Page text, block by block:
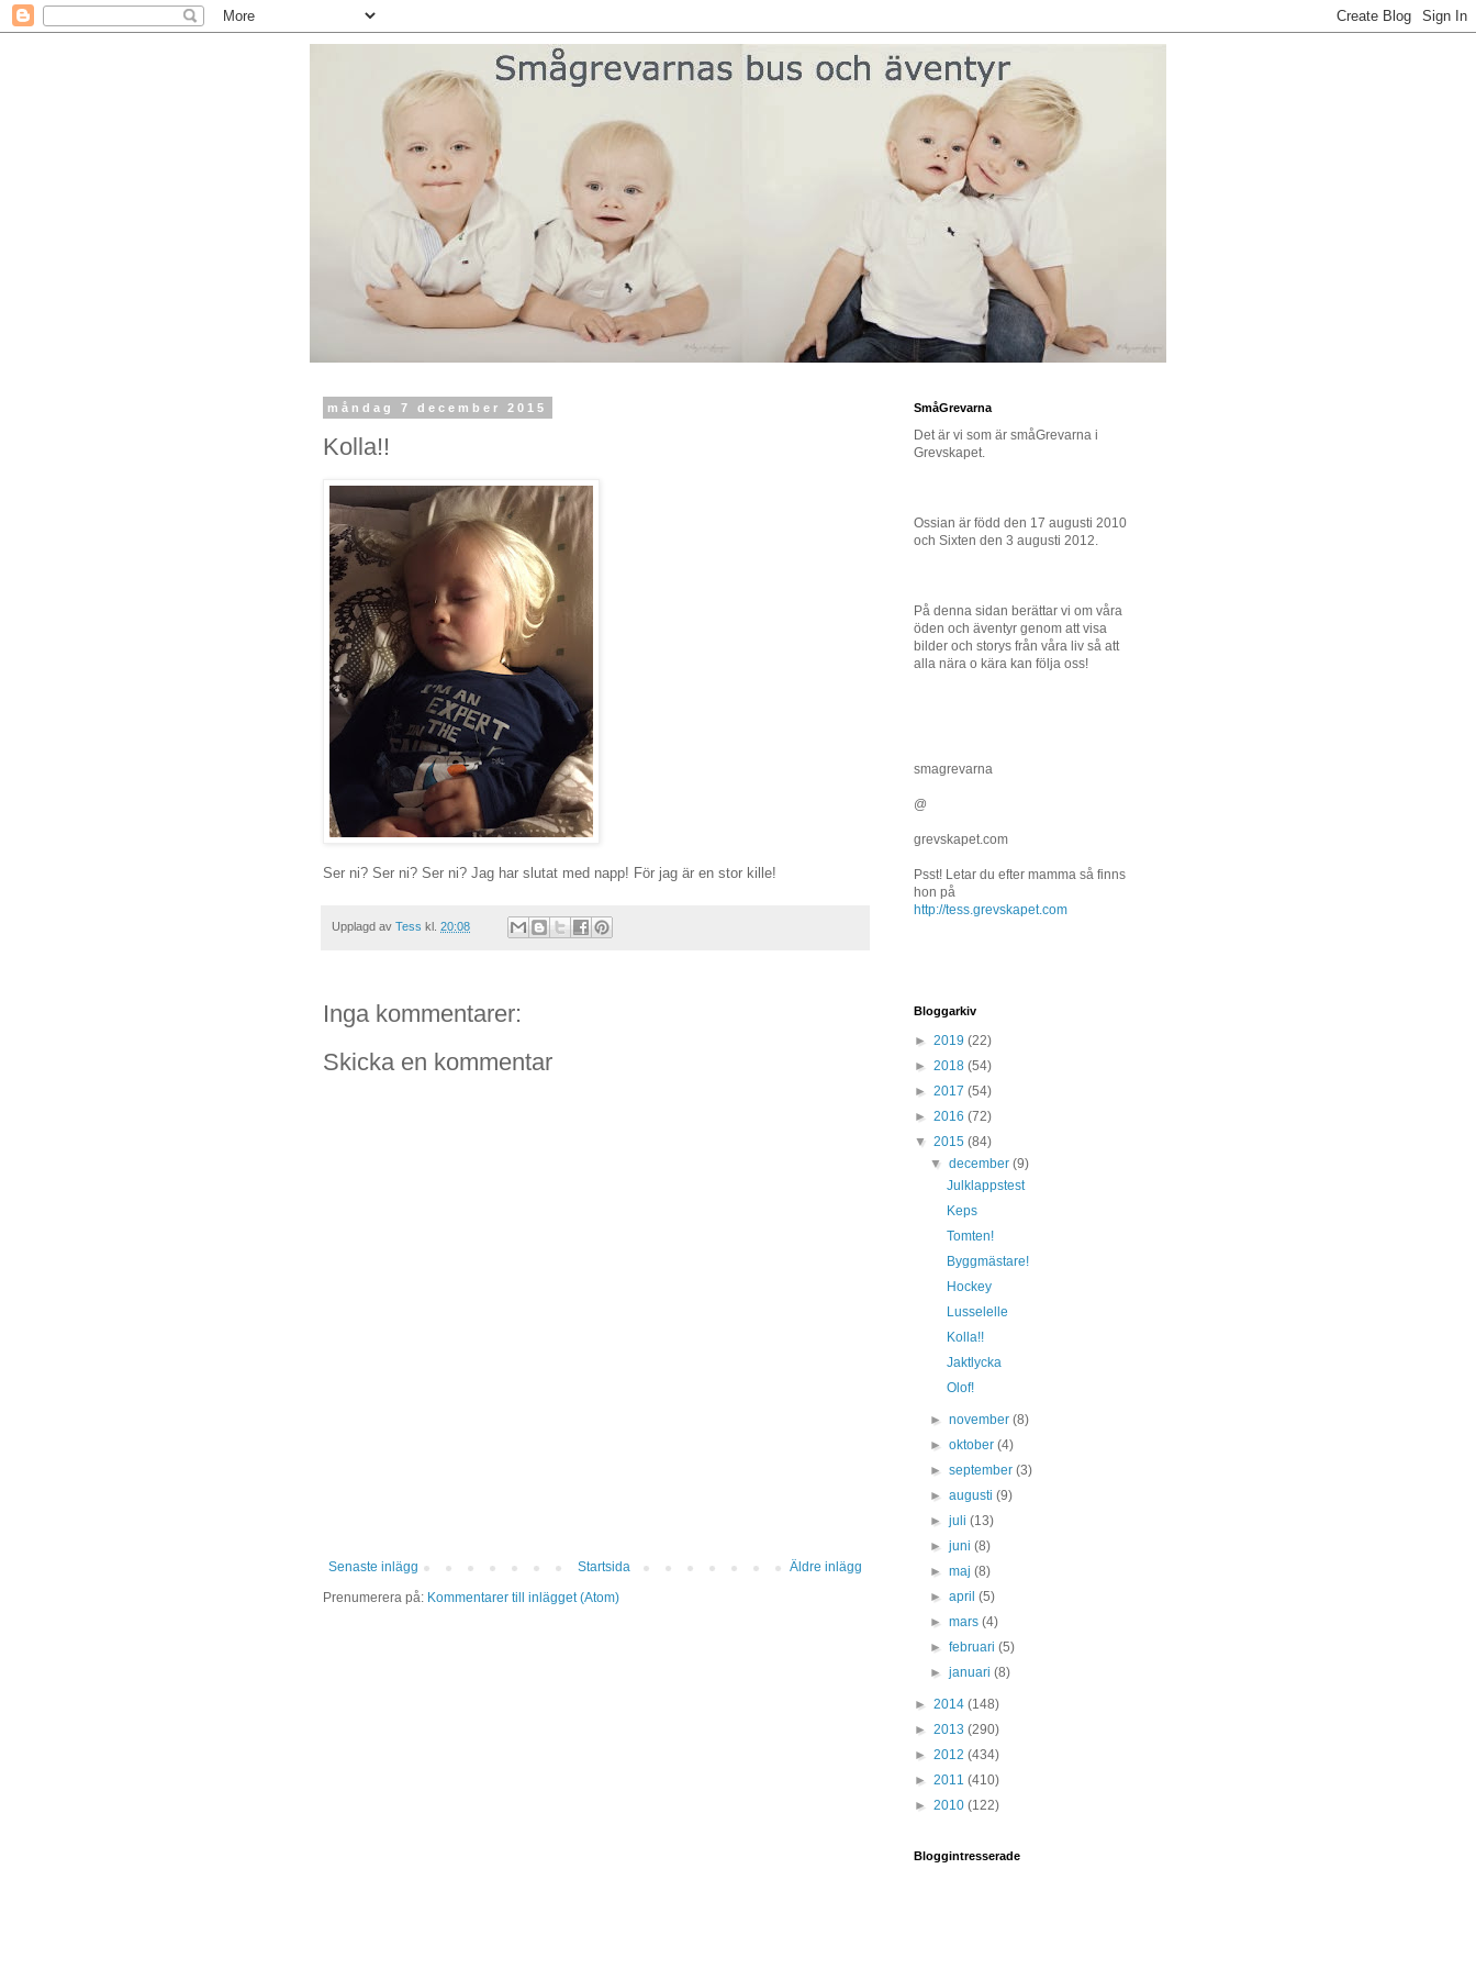
måndag 7 december 2015
Kolla!!
Ser ni? Ser ni? Ser ni? Jag har slutat med napp! För jag är en stor kille!
Upplagd av Tess kl. 20:08
Inga kommentarer:
Skicka en kommentar
Senaste inlägg Äldre inlägg
Startsida
Prenumerera på: Kommentarer till inlägget (Atom)
SmåGrevarna
Det är vi som är småGrevarna i
Grevskapet.
Ossian är född den 17 augusti 2010
och Sixten den 3 augusti 2012.
På denna sidan berättar vi om våra
öden och äventyr genom att visa
bilder och storys från våra liv så att
alla nära o kära kan följa oss!
smagrevarna
@
grevskapet.com
Psst! Letar du efter mamma så finns
hon på
http://tess.grevskapet.com
Bloggarkiv
► 2019 (22)
► 2018 (54)
► 2017 (54)
► 2016 (72)
▼ 2015 (84)
▼december(9)
Julklappstest
Keps
Tomten!
Byggmästare!
Hockey
Lusselelle
Kolla!!
Jaktlycka
Olof!
►november(8)
►oktober(4)
►september(3)
►augusti(9)
►juli(13)
►juni(8)
►maj(8)
►april(5)
►mars(4)
►februari(5)
►januari(8)
► 2014 (148)
► 2013 (290)
► 2012 (434)
► 2011 (410)
► 2010 (122)
Bloggintresserade